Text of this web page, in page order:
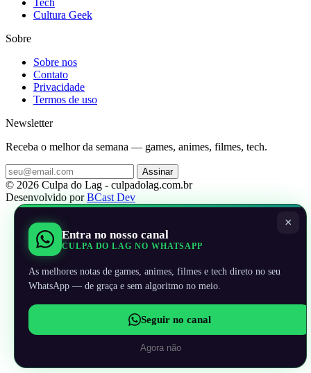
Cultura Geek
Sobre
Sobre nos
Contato
Privacidade
Termos de uso
Newsletter
Receba o melhor da semana — games, animes, filmes, tech.
Assinar
© 2026 Culpa do Lag - culpadolag.com.br
Desenvolvido porBCast Dev
×
Entra no nosso canal
CULPA DO LAG NO WHATSAPP
As melhores notas de games, animes, filmes e tech direto no seu
WhatsApp — de graça e sem algoritmo no meio.
Seguir no canal
Agora não